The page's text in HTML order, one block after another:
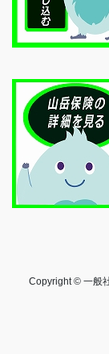
Copyright © 一般